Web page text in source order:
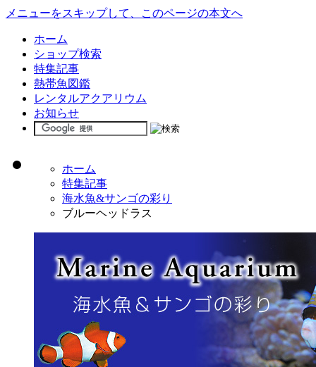
メニューをスキップして、このページの本文へ
ホーム
ショップ検索
特集記事
熱帯魚図鑑
レンタルアクアリウム
お知らせ
ホーム
特集記事
海水魚&サンゴの彩り
ブルーヘッドラス